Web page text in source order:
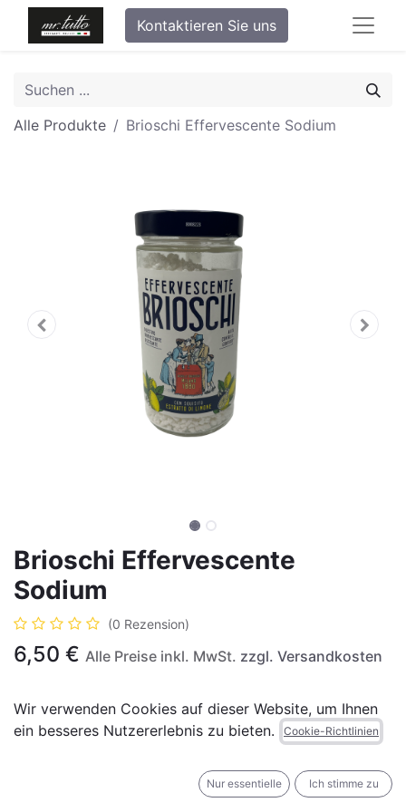
Kontaktieren Sie uns
Alle Produkte Brioschi Effervescente Sodium
Brioschi Effervescente
Sodium
(0 Rezension)
6,50 € Alle Preise inkl. MwSt. zzgl. Versandkosten
Wir verwenden Cookies auf dieser Website, um Ihnen
ein besseres Nutzererlebnis zu bieten.
Cookie-Richtlinien
Nur essentielle Ich stimme zu